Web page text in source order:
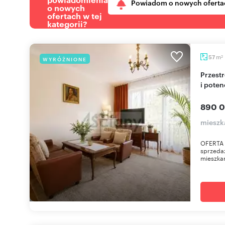
o nowych
ofertach w tej
kategorii?
Powiadom o nowych
WYRÓŻNIONE 57 m2
Przestronne 2-pokojowe mieszkanie z balkonami
i
890